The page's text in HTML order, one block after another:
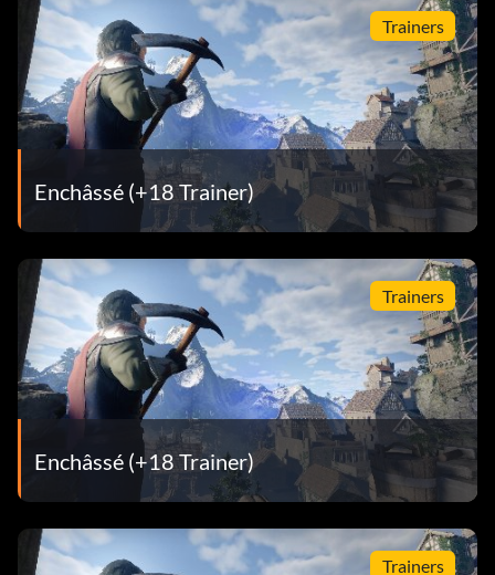
Trainers
Enchâssé (+18 Trainer)
Trainers
Enchâssé (+18 Trainer)
Trainers